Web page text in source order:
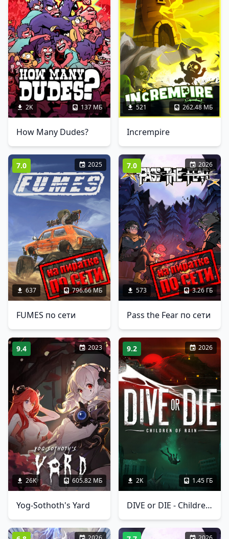
2K 137 МБ
How Many Dudes?
521 262.48 МБ
Incrempire
7.0 2025
637 796.66 МБ
FUMES по сети
7.0 2026
573 3.26 ГБ
Pass the Fear по сети
9.4 2023
26K 605.82 МБ
Yog-Sothoth's Yard
9.2 2026
2K 1.45 ГБ
DIVE or DIE - Children of Rain